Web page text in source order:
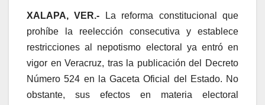
XALAPA, VER.- La reforma constitucional que
prohíbe la reelección consecutiva y establece
restricciones al nepotismo electoral ya entró en
vigor en Veracruz, tras la publicación del Decreto
Número 524 en la Gaceta Oficial del Estado. No
obstante, sus efectos en materia electoral